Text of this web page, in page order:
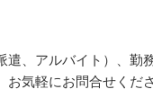
、アルバイト）、勤
気軽にお問合せくださ